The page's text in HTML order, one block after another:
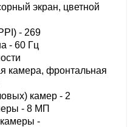
экран, цветной
- 269
- 60 Гц
камера, фронтальная
камер - 2
- 8 МП
камеры -